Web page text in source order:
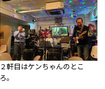
２軒目はケンちゃんのとこ
ろ。